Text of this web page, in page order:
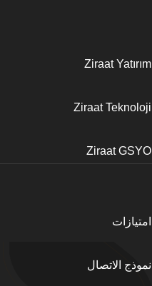
Ziraat Yatırım
Ziraat Teknoloji
Ziraat GSYO
امتيازات
نموذج الاتصال